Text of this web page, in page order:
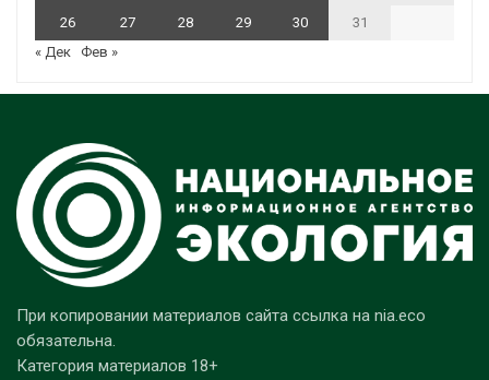
26 27 28 29 30
31
« Дек Фев »
При копировании материалов сайта ссылка на nia.eco
обязательна.
Категория материалов 18+